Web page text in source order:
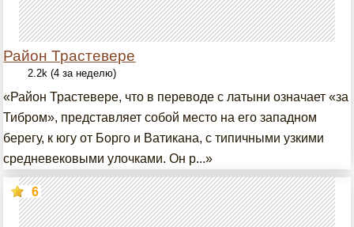
Район Трастевере
2.2k (4 за неделю)
«Район Трастевере, что в переводе с латыни означает «за
Тибром», представляет собой место на его западном
берегу, к югу от Борго и Ватикана, с типичными узкими
средневековыми улочками. Он р...»
6